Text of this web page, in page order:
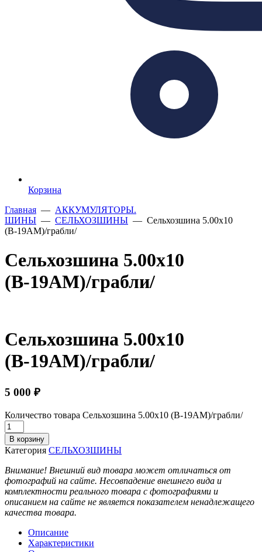
Корзина
Главная — АККУМУЛЯТОРЫ.
ШИНЫ — СЕЛЬХОЗШИНЫ — Сельхозшина 5.00х10
(В-19АМ)/грабли/
Сельхозшина 5.00х10
(В-19АМ)/грабли/
Сельхозшина 5.00х10
(В-19АМ)/грабли/
5 000 ₽
Количество товара Сельхозшина 5.00х10 (В-19АМ)/грабли/
В корзину
Категория СЕЛЬХОЗШИНЫ
Внимание! Внешний вид товара может отличаться от
фотографий на сайте. Несовпадение внешнего вида и
комплектности реального товара с фотографиями и
описанием на сайте не является показателем ненадлежащего
качества товара.
Описание
Характеристики